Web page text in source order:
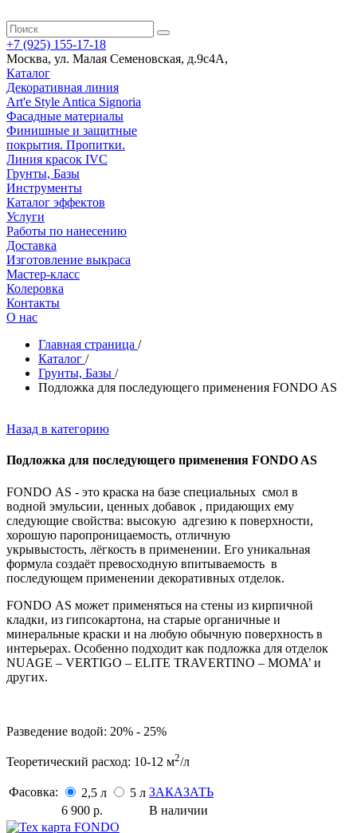
+7 (925) 155-17-18
Москва, ул. Малая Семеновская, д.9с4А,
Каталог
Декоративная линия
Art'e Style Antica Signoria
Фасадные материалы
Финишные и защитные
покрытия. Пропитки.
Линия красок IVC
Грунты, Базы
Инструменты
Каталог эффектов
Услуги
Работы по нанесению
Доставка
Изготовление выкраса
Мастер-класс
Колеровка
Контакты
О нас
Главная страница /
Каталог /
Грунты, Базы /
Подложка для последующего применения FONDO AS
Назад в категорию
Подложка для последующего применения FONDO AS
FONDO AS - это краска на базе специальных смол в
водной эмульсии, ценных добавок , придающих ему
следующие свойства: высокую адгезию к поверхности,
хорошую паропроницаемость, отличную
укрывыстость, лёгкость в применении. Его уникальная
формула создаёт превосходную впитываемость в
последующем применении декоративных отделок.
FONDO AS может применяться на стены из кирпичной
кладки, из гипсокартона, на старые органичные и
минеральные краски и на любую обычную поверхность в
интерьерах. Особенно подходит как подложка для отделок
NUAGE – VERTIGO – ELITE TRAVERTINO – MOMA’ и
других.
Разведение водой: 20% - 25%
Теоретический расход: 10-12 м2/л
Фасовка: 2,5 л 5 л ЗАКАЗАТЬ
6 900 р. В наличии